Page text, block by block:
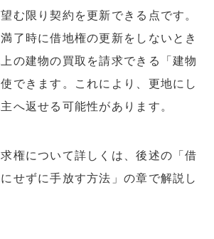
む限り契約を更新できる点です。
了時に借地権の更新をしないとき
の建物の買取を請求できる「建物
できます。これにより、更地にし
へ返せる可能性があります。
権について詳しくは、後述の「借
せずに手放す方法」の章で解説し